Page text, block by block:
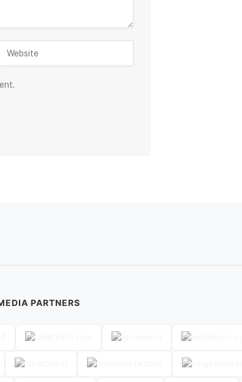
PARTNERS